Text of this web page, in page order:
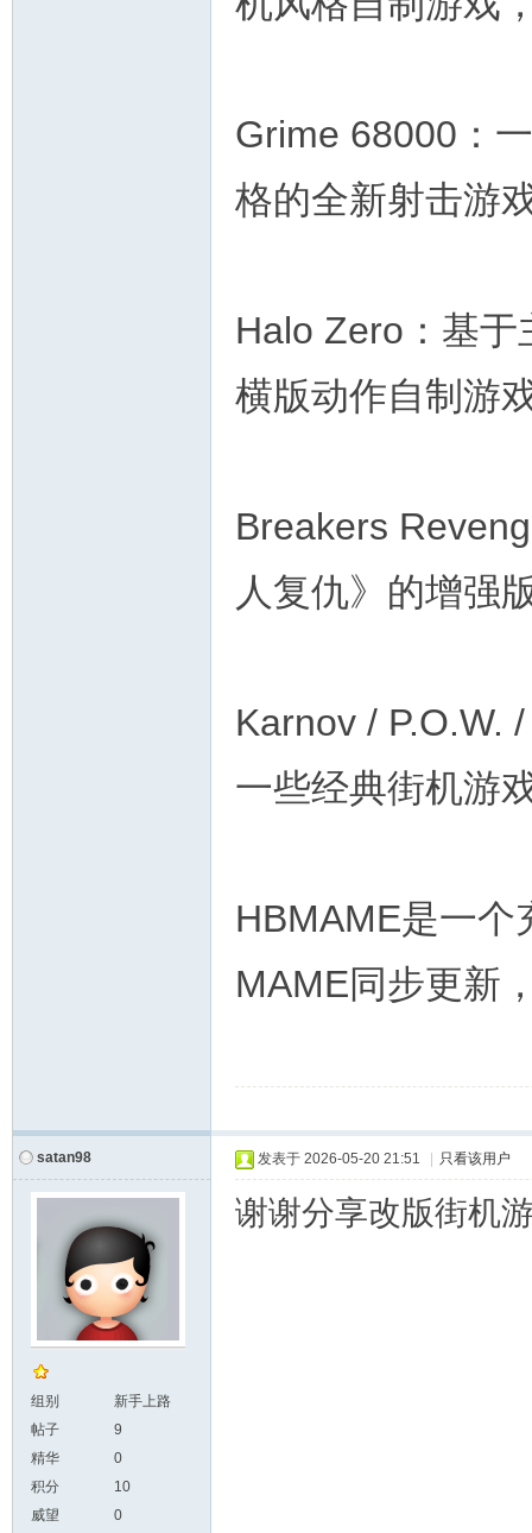
Grime 68000：
格的全新射击游
Halo Zero：基
横版动作自制游
Breakers
人复仇》的增强
Karnov / P.O.W.
一些经典街机游
HBMAME是一个
MAME同步更新
satan98
组别
新手上路
帖子
9
精华
0
积分
10
威望
0
发表于 2026-05-20 21:51 只看该用户
谢谢分享改版街机